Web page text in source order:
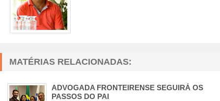
MATÉRIAS RELACIONADAS:
ADVOGADA FRONTEIRENSE SEGUIRÁ OS
PASSOS DO PAI